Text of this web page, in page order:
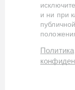
и ни при
Политика